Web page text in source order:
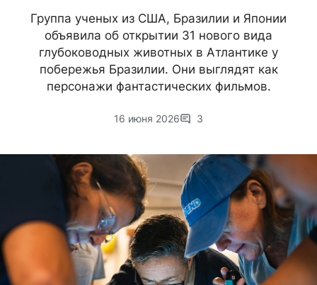
Группа ученых из США, Бразилии и Японии
объявила об открытии 31 нового вида
глубоководных животных в Атлантике у
побережья Бразилии. Они выглядят как
персонажи фантастических фильмов.
16 июня 2026 3